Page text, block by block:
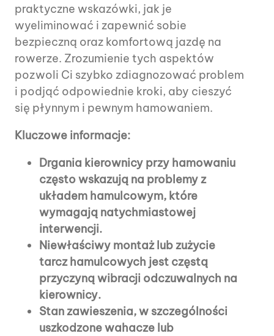
praktyczne wskazówki, jak je
wyeliminować i zapewnić sobie
bezpieczną oraz komfortową jazdę na
rowerze. Zrozumienie tych aspektów
pozwoli Ci szybko zdiagnozować problem
i podjąć odpowiednie kroki, aby cieszyć
się płynnym i pewnym hamowaniem.
Kluczowe informacje:
Drgania kierownicy przy hamowaniu
często wskazują na problemy z
układem hamulcowym, które
wymagają natychmiastowej
interwencji.
Niewłaściwy montaż lub zużycie
tarcz hamulcowych jest częstą
przyczyną wibracji odczuwalnych na
kierownicy.
Stan zawieszenia, w szczególności
uszkodzone wahacze lub